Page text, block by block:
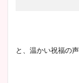
と、温かい祝福の